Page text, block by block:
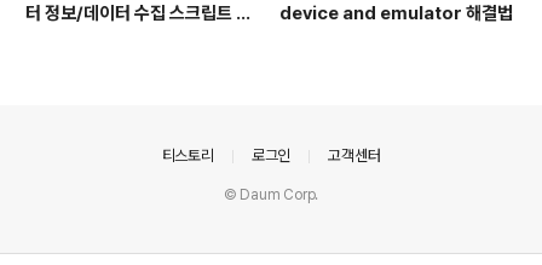
터 정보/데이터 수집 스크립트 작
device and emulator 해결법
티스토리 로그인 고객센터
© Daum Corp.